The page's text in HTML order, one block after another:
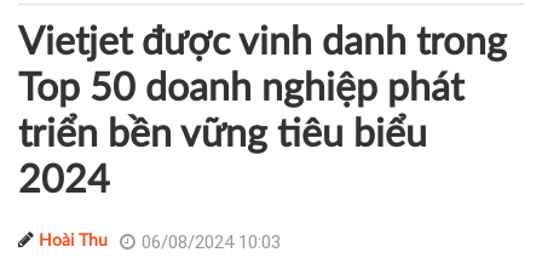
Vietjet được vinh danh trong
Top 50 doanh nghiệp phát
triển bền vững tiêu biểu
2024
Hoài Thu 06/08/2024 10:03